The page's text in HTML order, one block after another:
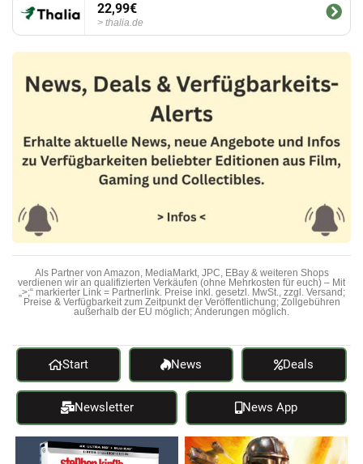
22,99€
thalia.de
Als Partner von Amazon, MediaMarkt, JPC, EBay & weiteren Shops
verdienen wir an qualifizierten Verkäufen (ohne Mehrkosten für euch) – Mit
„>;“ markierter Link = Partnerlink. Preise inkl. gesetzl. MwSt., zzgl. Versand;
Preise & Verfügbarkeit zum Zeitpunkt der Veröffentlichung; Zollgebühren
außerhalb der EU möglich; Änderungen möglich.
Start News Deals
Newsletter News App